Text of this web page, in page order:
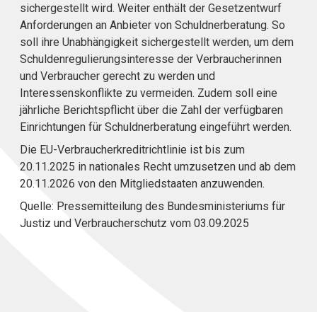
sichergestellt wird. Weiter enthält der Gesetzentwurf
Anforderungen an Anbieter von Schuldnerberatung. So
soll ihre Unabhängigkeit sichergestellt werden, um dem
Schuldenregulierungsinteresse der Verbraucherinnen
und Verbraucher gerecht zu werden und
Interessenskonflikte zu vermeiden. Zudem soll eine
jährliche Berichtspflicht über die Zahl der verfügbaren
Einrichtungen für Schuldnerberatung eingeführt werden.
Die EU-Verbraucherkreditrichtlinie ist bis zum
20.11.2025 in nationales Recht umzusetzen und ab dem
20.11.2026 von den Mitgliedstaaten anzuwenden.
Quelle: Pressemitteilung des Bundesministeriums für
Justiz und Verbraucherschutz vom 03.09.2025